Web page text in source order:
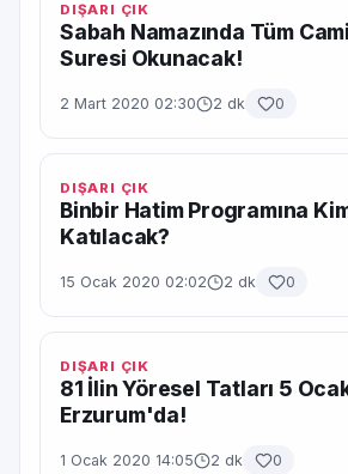
DIŞARI ÇIK
Sabah Namazında Tüm
Suresi Okunacak!
2 Mart 2020 02:30 2 dk 0
DIŞARI ÇIK
Binbir Hatim Programına
Katılacak?
15 Ocak 2020 02:02 2 dk 0
DIŞARI ÇIK
81 İlin Yöresel Tatları 5
Erzurum'da!
1 Ocak 2020 14:05 2 dk 0